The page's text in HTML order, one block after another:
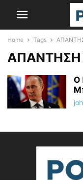
Home Tags
ΑΠΑΝΤΗΣΗ
Ο